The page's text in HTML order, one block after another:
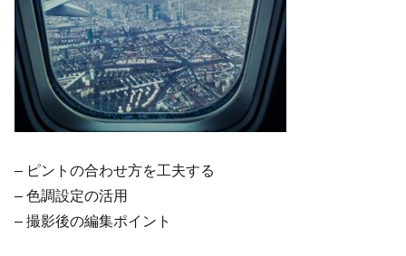
– ピントの合わせ方を工夫する
– 色調設定の活用
– 撮影後の編集ポイント